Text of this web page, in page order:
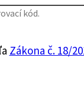
kód.
Zákona č. 18/